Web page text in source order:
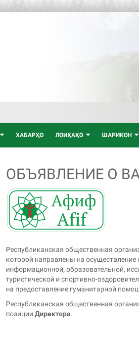
ХАБАРҲО ЛОИҲАҲО ШАРИКОН
ОБЪЯВЛЕНИЕ О
Республиканская общественная
которой направлены на
информационной, образовательной,
туристической и спортивно-
на предоставление гуманитарной
Республиканская общественная
позиции Директора.